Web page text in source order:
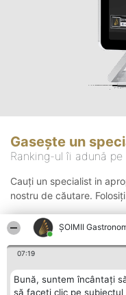
ȘOIMII
07:19
Bună, suntem încântați
să faceți clic pe subiectul
Gasește un
Ranking-ul îi adună
Cauți un specialist in
nostru de căutare.